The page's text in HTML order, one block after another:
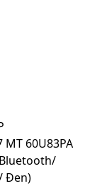
60U83PA
Đen)